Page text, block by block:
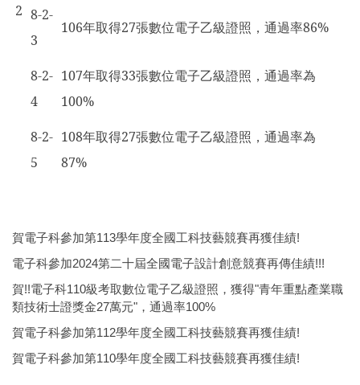
2 8-2-
3
106年取得27張數位電子乙級證照，通過率86%
8-2-
4
107年取得33張數位電子乙級證照，通過率為
100%
8-2-
5
108年取得27張數位電子乙級證照，通過率為
87%
賀電子科參加第113學年度全國工科技藝競賽再獲佳績!
電子科參加2024第二十屆全國電子設計創意競賽再傳佳績!!!
賀!!電子科110級考取數位電子乙級證照，獲得"青年重點產業職
類技術士證獎金27萬元"，通過率100%
賀電子科參加第112學年度全國工科技藝競賽再獲佳績!
賀電子科參加第110學年度全國工科技藝競賽再獲佳績!